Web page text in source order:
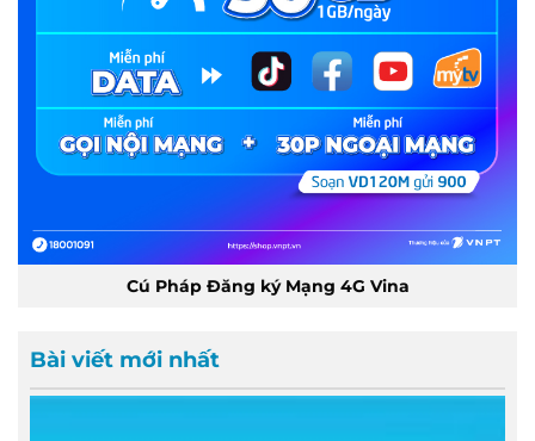
Cú Pháp Đăng ký Mạng 4G Vina
Bài viết mới nhất